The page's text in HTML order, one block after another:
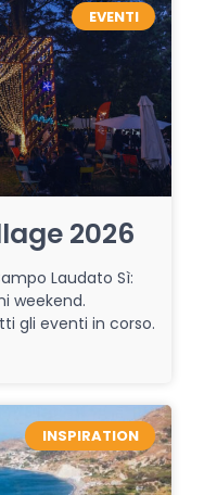
EVENTI
2026
Laudato Sì:
weekend.
gli eventi in corso.
INSPIRATION